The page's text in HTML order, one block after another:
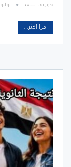
جوزيف سعد يوليو 30, 2026
اقرأ أكثر...